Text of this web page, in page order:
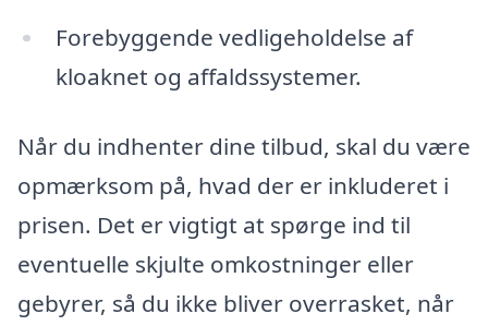
Forebyggende vedligeholdelse af
kloaknet og affaldssystemer.
Når du indhenter dine tilbud, skal du være
opmærksom på, hvad der er inkluderet i
prisen. Det er vigtigt at spørge ind til
eventuelle skjulte omkostninger eller
gebyrer, så du ikke bliver overrasket, når